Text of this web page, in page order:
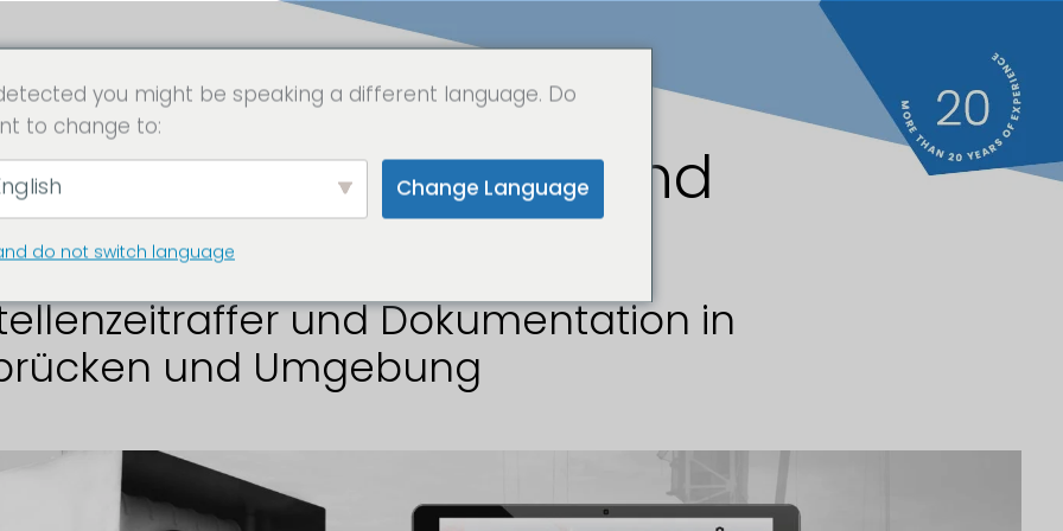
Saarland
und Dokumentation in
und Umgebung
you might be speaking a different language. Do
to change to:
Change Language
do not switch language